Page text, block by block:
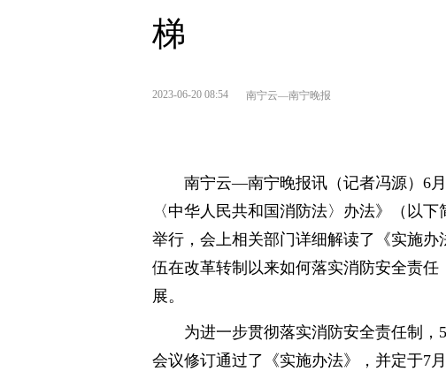
梯
2023-06-20 08:54 南宁云—南宁晚报
南宁云—南宁晚报讯（记者冯源）6
〈中华人民共和国消防法〉办法》（以
举行，会上相关部门详细解读了《实施
伍在改革转制以来如何落实消防安全责
展。
为进一步贯彻落实消防安全责任制
会议修订通过了《实施办法》，并定于7